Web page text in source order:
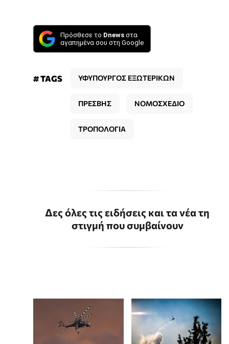
Πρόσθεσε το Dnews στα
αγαπημένα σου στη Google
# TAGS ΥΦΥΠΟΥΡΓΟΣ ΕΞΩΤΕΡΙΚΩΝ
ΠΡΕΣΒΗΣ ΝΟΜΟΣΧΕΔΙΟ
ΤΡΟΠΟΛΟΓΙΑ
Δες όλες τις ειδήσεις και τα νέα τη
στιγμή που συμβαίνουν